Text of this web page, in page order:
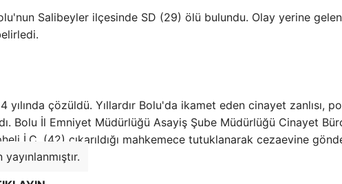
Salibeyler ilçesinde SD (29) ölü bulundu. Olay yerine
yılında çözüldü. Yıllardır Bolu'da ikamet eden cinayet zanlısı,
Bolu İl Emniyet Müdürlüğü Asayiş Şube Müdürlüğü Cinayet
İ.Ç. (42) çıkarıldığı mahkemece tutuklanarak cezaevine